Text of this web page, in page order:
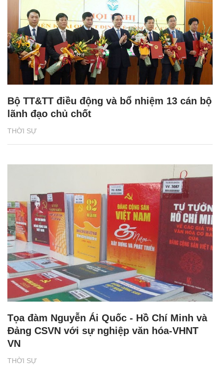
THỜI SỰ
Bộ TT&TT điều động và bổ nhiệm 13 cán bộ
lãnh đạo chủ chốt
THỜI SỰ
Tọa đàm Nguyễn Ái Quốc - Hồ Chí Minh và
Đảng CSVN với sự nghiệp văn hóa-VHNT
VN